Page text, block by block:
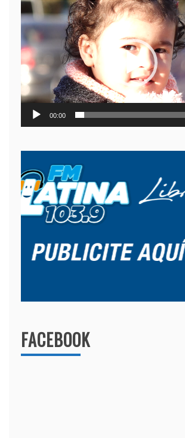
Reproductor
de
video
00:00
FACEBOOK